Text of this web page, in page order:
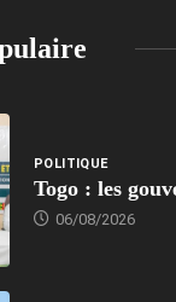
POLITIQUE
Togo : les
06/08/2026